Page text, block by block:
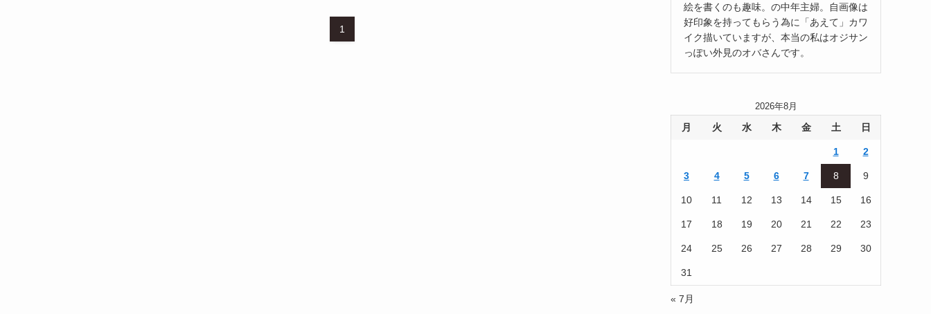
1
絵を書くのも趣味。の中年主婦。自画像は
好印象を持ってもらう為に「あえて」カワ
イク描いていますが、本当の私はオジサン
っぽい外見のオバさんです。
2026年8月
月 火 水 木 金 土 日
1 2
3 4 5 6 7 8 9
10 11 12 13 14 15 16
17 18 19 20 21 22 23
24 25 26 27 28 29 30
31
« 7月